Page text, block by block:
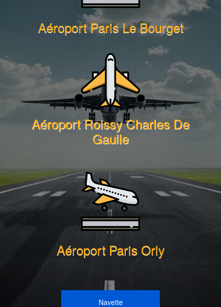
Aéroport Paris Le Bourget
Aéroport Roissy Charles De
Gaulle
Aéroport Paris Orly
Navette